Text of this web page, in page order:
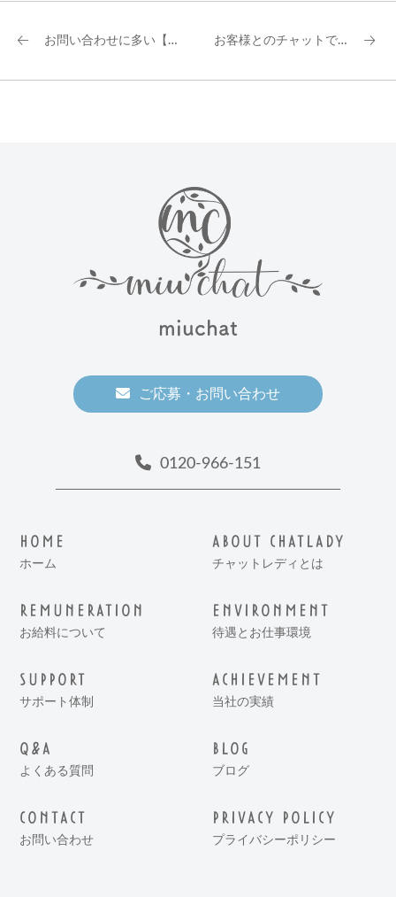
お問い合わせに多い【容姿】と【年齢】について お客様とのチャットで盛り上がる話のネタ
miuchat
ご応募・お問い合わせ
0120-966-151
HOME
ホーム
ABOUT CHATLADY
チャットレディとは
REMUNERATION
お給料について
ENVIRONMENT
待遇とお仕事環境
SUPPORT
サポート体制
ACHIEVEMENT
当社の実績
Q&A
よくある質問
BLOG
ブログ
CONTACT
お問い合わせ
PRIVACY POLICY
プライバシーポリシー